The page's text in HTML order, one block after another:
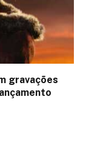
gravações